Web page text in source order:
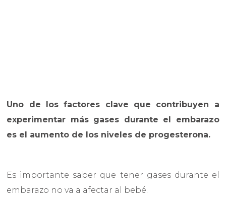
Uno de los factores clave que contribuyen a
experimentar más gases durante el embarazo
es el aumento de los niveles de progesterona.
Es importante saber que tener gases durante el
embarazo no va a afectar al bebé.